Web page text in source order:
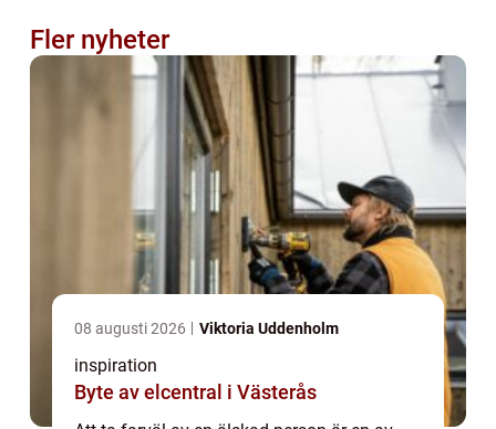
Fler nyheter
08 augusti 2026 Viktoria Uddenholm
inspiration
Byte av elcentral i Västerås